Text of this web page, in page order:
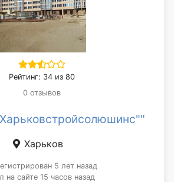
Рейтинг: 34 из 80
0 отзывов
Харьков
5 лет назад
на сайте 15 часов назад